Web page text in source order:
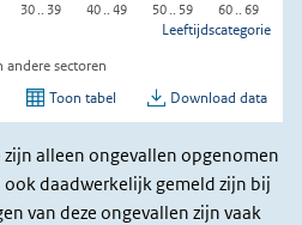
alleen ongevallen opgenomen
daadwerkelijk gemeld zijn bij
van deze ongevallen zijn vaak